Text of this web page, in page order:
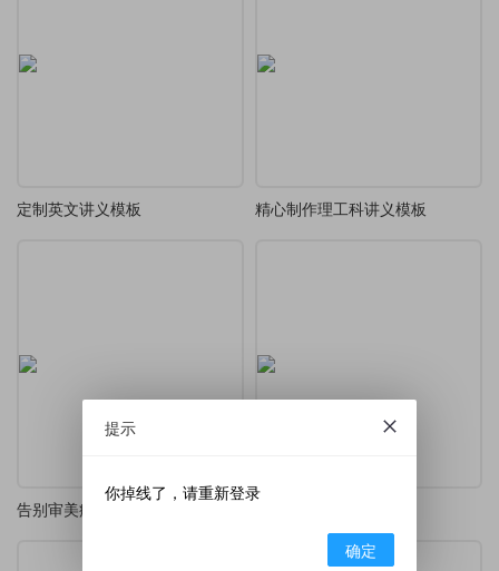
定制英文讲义模板 精心制作理工科讲义模板
提示
你掉线了，请重新登录
确定